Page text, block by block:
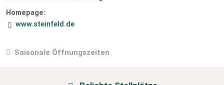
Homepage:
www.steinfeld.de
Saisonale Öffnungszeiten